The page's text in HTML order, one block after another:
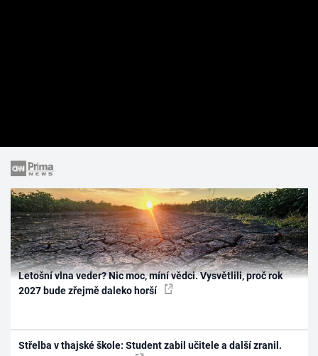
Letošní vlna veder? Nic moc, míní vědci. Vysvětlili, proč rok
2027 bude zřejmě daleko horší
Střelba v thajské škole: Student zabil učitele a další zranil.